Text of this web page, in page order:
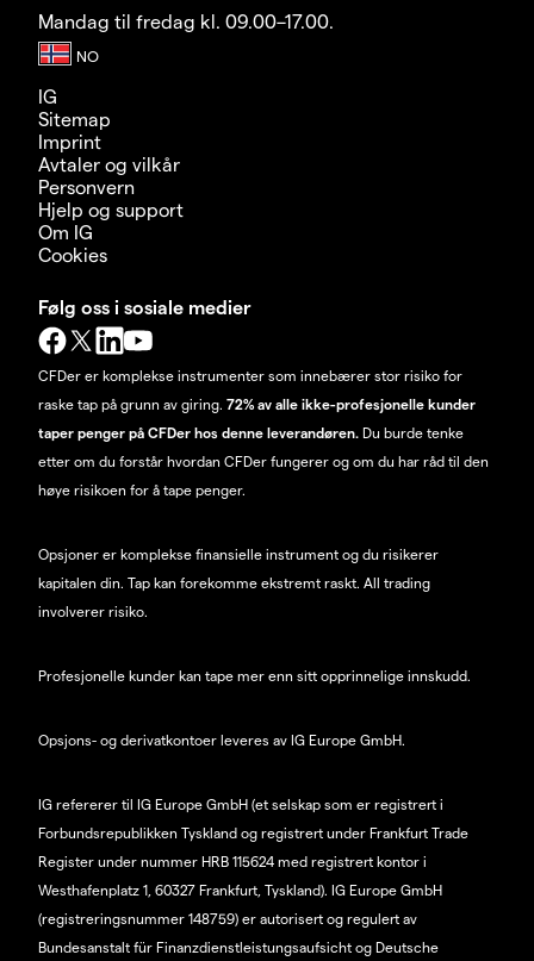
Mandag til fredag kl. 09.00–17.00.
IG
Sitemap
Imprint
Avtaler og vilkår
Personvern
Hjelp og support
Om IG
Cookies
Følg oss i sosiale medier
CFDer er komplekse instrumenter som innebærer stor risiko for
raske tap på grunn av giring. 72% av alle ikke-profesjonelle kunder
taper penger på CFDer hos denne leverandøren. Du burde tenke
etter om du forstår hvordan CFDer fungerer og om du har råd til den
høye risikoen for å tape penger.
Opsjoner er komplekse finansielle instrument og du risikerer
kapitalen din. Tap kan forekomme ekstremt raskt. All trading
involverer risiko.
Profesjonelle kunder kan tape mer enn sitt opprinnelige innskudd.
Opsjons- og derivatkontoer leveres av IG Europe GmbH.
IG refererer til IG Europe GmbH (et selskap som er registrert i
Forbundsrepublikken Tyskland og registrert under Frankfurt Trade
Register under nummer HRB 115624 med registrert kontor i
Westhafenplatz 1, 60327 Frankfurt, Tyskland). IG Europe GmbH
(registreringsnummer 148759) er autorisert og regulert av
Bundesanstalt für Finanzdienstleistungsaufsicht og Deutsche